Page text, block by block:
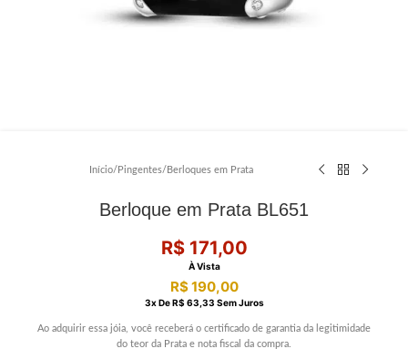
Início/ Pingentes/ Berloques em Prata
Berloque em Prata BL651
R$171,00
À Vista
R$190,00
3X DeR$ 63,33 Sem Juros
Ao adquirir essa jóia, você receberá o certificado de garantia da legitimidade
do teor da Prata e nota fiscal da compra.